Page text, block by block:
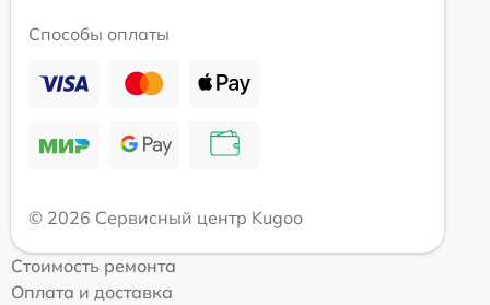
Способы оплаты
© 2026 Сервисный центр Kugoo
Стоимость ремонта
Оплата и доставка